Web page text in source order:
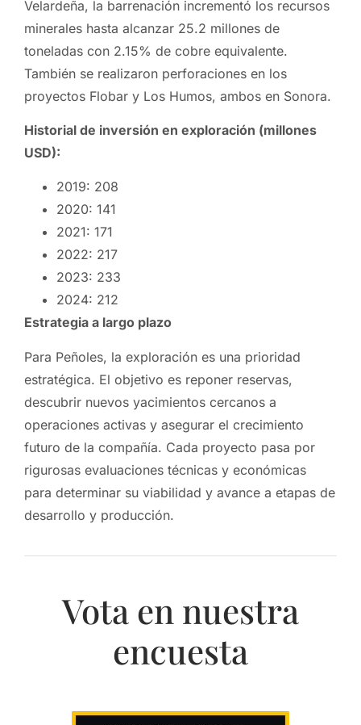
Velardeña, la barrenación incrementó los recursos
minerales hasta alcanzar 25.2 millones de
toneladas con 2.15% de cobre equivalente.
También se realizaron perforaciones en los
proyectos Flobar y Los Humos, ambos en Sonora.
Historial de inversión en exploración (millones
USD):
2019: 208
2020: 141
2021: 171
2022: 217
2023: 233
2024: 212
Estrategia a largo plazo
Para Peñoles, la exploración es una prioridad
estratégica. El objetivo es reponer reservas,
descubrir nuevos yacimientos cercanos a
operaciones activas y asegurar el crecimiento
futuro de la compañía. Cada proyecto pasa por
rigurosas evaluaciones técnicas y económicas
para determinar su viabilidad y avance a etapas de
desarrollo y producción.
Vota en nuestra
encuesta